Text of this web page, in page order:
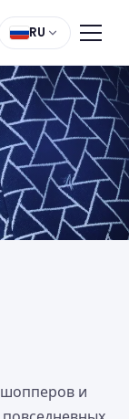
RU
шопперов и